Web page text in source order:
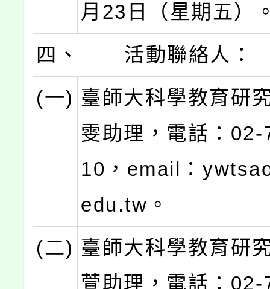
月23日（星期五）
四、
活動聯絡人：
(一) 臺師大科學教育研
雯助理，電話：
10，email：
edu.tw。
(二) 臺師大科學教育研
萱助理，電話：